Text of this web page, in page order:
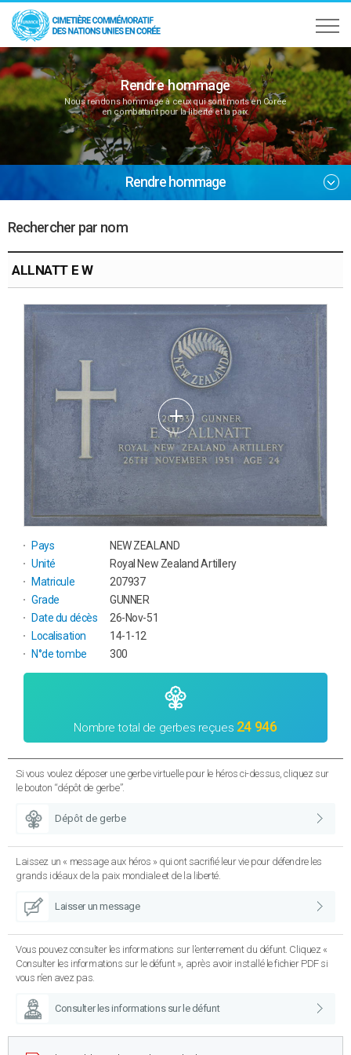
Rendre hommage
Nous rendons hommage à ceux qui sont morts en Corée
en combattant pour la liberté et la paix.
Rendre hommage
Rechercher par nom
ALLNATT E W
Pays
NEW ZEALAND
Unité
Royal New Zealand Artillery
Matricule
207937
Grade
GUNNER
Date du décès
26-Nov-51
Localisation
14-1-12
N°de tombe
300
Nombre total de gerbes reçues 24 946
Si vous voulez déposer une gerbe virtuelle pour le héros ci-dessus, cliquez sur
le bouton “dépôt de gerbe”.
Dépôt de gerbe
Laissez un « message aux héros » qui ont sacrifié leur vie pour défendre les
grands idéaux de la paix mondiale et de la liberté.
Laisser un message
Vous pouvez consulter les informations sur l’enterrement du défunt. Cliquez «
Consulter les informations sur le défunt », après avoir installé le fichier PDF si
vous n’en avez pas.
Consulter les informations sur le défunt